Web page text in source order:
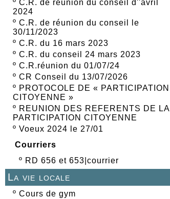
º C.R. de réunion du conseil d''avril
2024
º C.R. de réunion du conseil le
30/11/2023
º C.R. du 16 mars 2023
º C.R. du conseil 24 mars 2023
º C.R.réunion du 01/07/24
º CR Conseil du 13/07/2026
º PROTOCOLE DE « PARTICIPATION
CITOYENNE »
º REUNION DES REFERENTS DE LA
PARTICIPATION CITOYENNE
º Voeux 2024 le 27/01
Courriers
º RD 656 et 653|courrier
La vie locale
º Cours de gym